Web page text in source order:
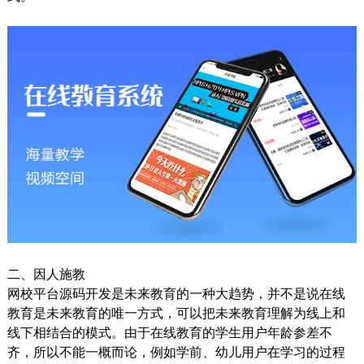
二、因人施教
网校平台源码开发是未来教育的一种大趋势，并不是说在线
教育是未来教育的唯一方式，可以把未来教育理解为线上和
线下相结合的模式。由于在线教育的学生用户年龄参差不
齐，所以不能一概而论，例如学前、幼儿用户在学习的过程